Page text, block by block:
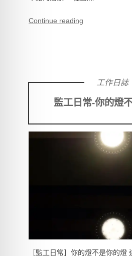
Continue reading
監工日常-你的燈
工作日誌
［監工日常］你的燈不是你的燈